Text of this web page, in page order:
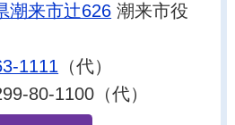
潮来市辻626 潮来市役
1111 （代）
80-1100（代）